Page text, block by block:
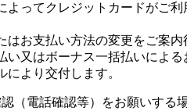
よってクレジットカードがご
はお支払い方法の変更をご案
い又はボーナス一括払いによ
より交付します。
（電話確認等）をお願いする